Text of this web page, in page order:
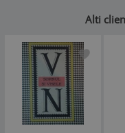
Alti